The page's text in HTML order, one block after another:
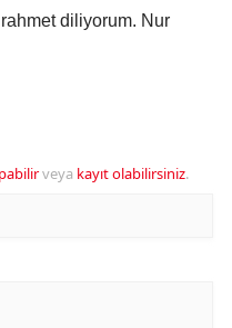
diliyorum. Nur
veya kayıt olabilirsiniz.